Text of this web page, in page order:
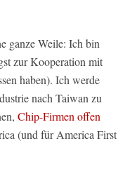
ganze Weile: Ich bin
zur Kooperation mit
haben). Ich werde
nach Taiwan zu
Chip-Firmen offen
(und für America First